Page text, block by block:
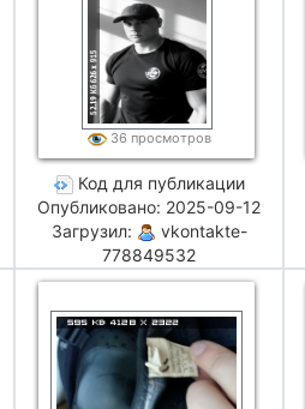
36 просмотров
Код для публикации
Опубликовано: 2025-09-12
Загрузил:
vkontakte-
778849532